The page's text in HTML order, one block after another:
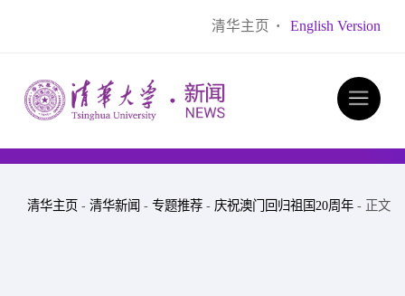
清华主页 · English Version
清华主页 - 清华新闻 - 专题推荐 - 庆祝澳门回归祖国20周年 - 正文